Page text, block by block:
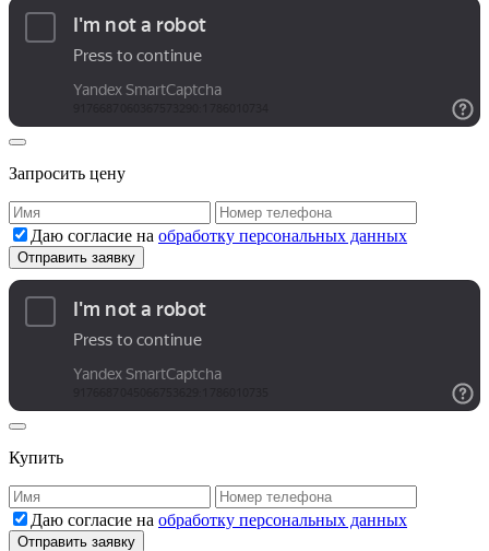
Запросить цену
Даю согласие на обработку персональных данных
Купить
Даю согласие на обработку персональных данных